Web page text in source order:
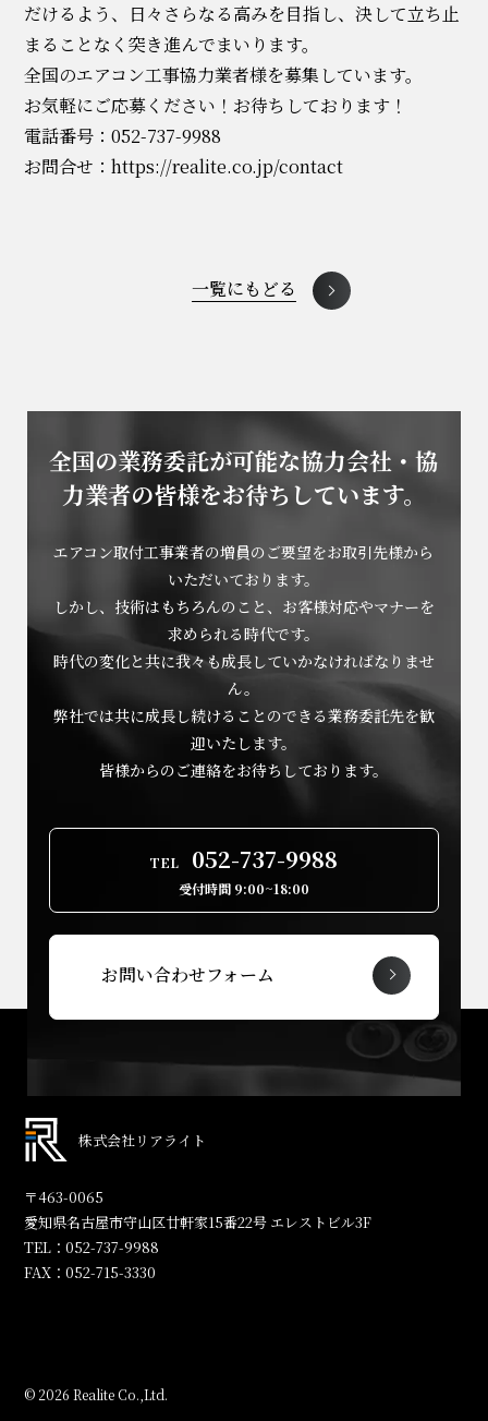
だけるよう、日々さらなる高みを目指し、決して立ち止
まることなく突き進んでまいります。
全国のエアコン工事協力業者様を募集しています。
お気軽にご応募ください！お待ちしております！
電話番号：052-737-9988
お問合せ：https://realite.co.jp/contact
一覧にもどる
全国の業務委託が可能な協力会社・協
力業者の皆様をお待ちしています。
エアコン取付工事業者の増員のご要望をお取引先様から
いただいております。
しかし、技術はもちろんのこと、お客様対応やマナーを
求められる時代です。
時代の変化と共に我々も成長していかなければなりませ
ん。
弊社では共に成長し続けることのできる業務委託先を歓
迎いたします。
皆様からのご連絡をお待ちしております。
TEL 052-737-9988
受付時間 9:00~18:00
お問い合わせフォーム
株式会社リアライト
〒463-0065
愛知県名古屋市守山区廿軒家15番22号 エレストビル3F
TEL：052-737-9988
FAX：052-715-3330
© 2026 Realite Co.,Ltd.